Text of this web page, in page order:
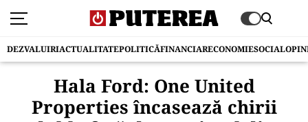
DEZVALUIRIACTUALITATEPOLITICĂFINANCIARECONOMIESOCIAL
Hala Ford: One United
Properties încasează chirii